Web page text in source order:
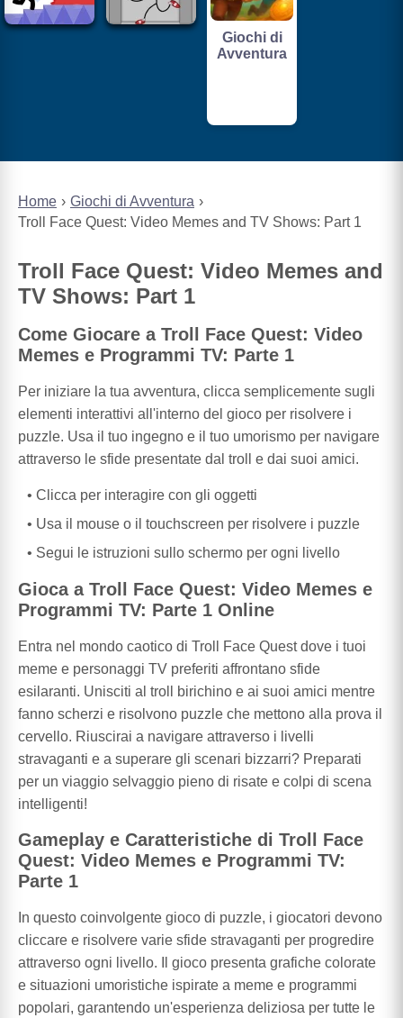
Home
Giochi di Avventura
Troll Face Quest: Video Memes and TV Shows: Part 1
Troll Face Quest: Video Memes and
TV Shows: Part 1
Come Giocare a Troll Face Quest: Video
Memes e Programmi TV: Parte 1
Per iniziare la tua avventura, clicca semplicemente sugli
elementi interattivi all'interno del gioco per risolvere i
puzzle. Usa il tuo ingegno e il tuo umorismo per navigare
attraverso le sfide presentate dal troll e dai suoi amici.
Clicca per interagire con gli oggetti
Usa il mouse o il touchscreen per risolvere i puzzle
Segui le istruzioni sullo schermo per ogni livello
Gioca a Troll Face Quest: Video Memes e
Programmi TV: Parte 1 Online
Entra nel mondo caotico di Troll Face Quest dove i tuoi
meme e personaggi TV preferiti affrontano sfide
esilaranti. Unisciti al troll birichino e ai suoi amici mentre
fanno scherzi e risolvono puzzle che mettono alla prova il
cervello. Riuscirai a navigare attraverso i livelli
stravaganti e a superare gli scenari bizzarri? Preparati
per un viaggio selvaggio pieno di risate e colpi di scena
intelligenti!
Gameplay e Caratteristiche di Troll Face
Quest: Video Memes e Programmi TV:
Parte 1
In questo coinvolgente gioco di puzzle, i giocatori devono
cliccare e risolvere varie sfide stravaganti per progredire
attraverso ogni livello. Il gioco presenta grafiche colorate
e situazioni umoristiche ispirate a meme e programmi
popolari, garantendo un'esperienza deliziosa per tutte le
Giochi di
Avventura